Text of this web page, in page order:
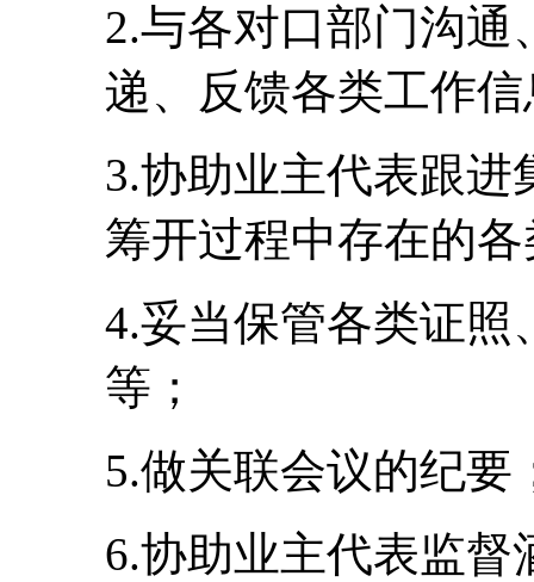
2.与各对口部门沟
递、反馈各类工作
3.协助业主代表跟
筹开过程中存在的
4.妥当保管各类证照
等；
5.做关联会议的纪要
6.协助业主代表监